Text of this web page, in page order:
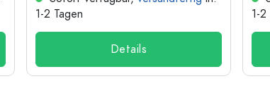
1-2 Tagen
Details
1-2